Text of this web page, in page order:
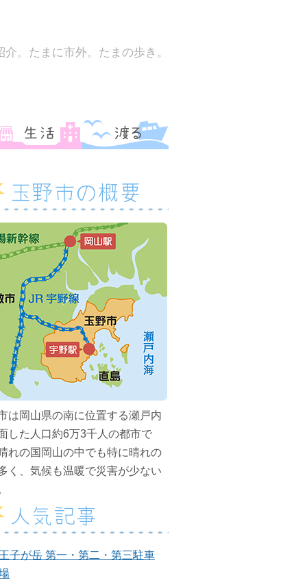
。たまに市外。たまの歩き。
玉野市の概要
は岡山県の南に位置する瀬戸内
した人口約6万3千人の都市で
れの国岡山の中でも特に晴れの
く、気候も温暖で災害が少ない
人気記事
子が岳 第一・第二・第三駐車